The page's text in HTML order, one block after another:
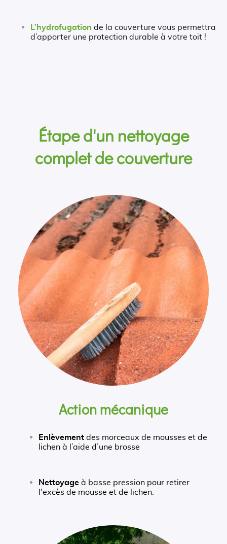
L’hydrofugation de la couverture vous permettra
d’apporter une protection durable à votre toit !
Étape d'un nettoyage
complet de couverture
Action mécanique
Enlèvement des morceaux de mousses et de
lichen à l’aide d’une brosse
Nettoyage à basse pression pour retirer
l'excès de mousse et de lichen.